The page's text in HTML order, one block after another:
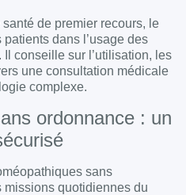
de premier recours, le
dans l’usage des
conseille sur l’utilisation, les
une consultation médicale
complexe.
ordonnance : un
sans
missions quotidiennes du